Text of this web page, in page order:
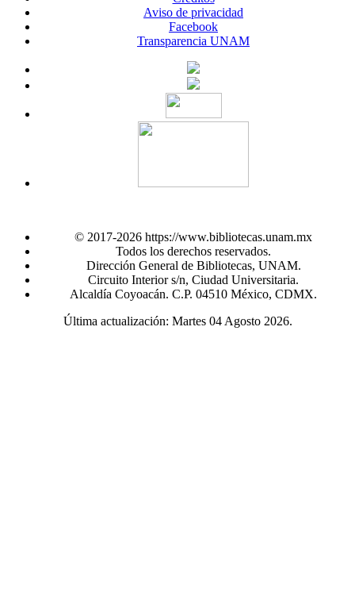
Aviso de privacidad
Facebook
Transparencia UNAM
© 2017-2026 https://www.bibliotecas.unam.mx
Todos los derechos reservados.
Dirección General de Bibliotecas, UNAM.
Circuito Interior s/n, Ciudad Universitaria.
Alcaldía Coyoacán. C.P. 04510 México, CDMX.
Última actualización: Martes 04 Agosto 2026.